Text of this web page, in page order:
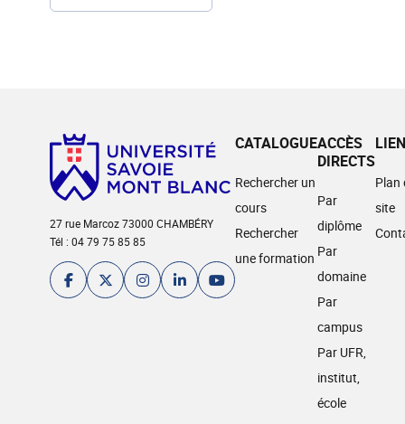
27 rue Marcoz 73000 CHAMBÉRY
Tél : 04 79 75 85 85
CATALOGUE
Rechercher un
cours
Rechercher
une formation
ACCÈS
DIRECTS
Par
diplôme
Par
domaine
Par
campus
Par UFR,
institut,
école
Plan
site